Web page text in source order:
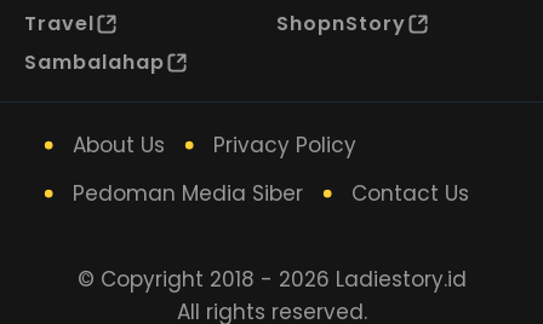
Travel
ShopnStory
Sambalahap
About Us
Privacy Policy
Pedoman Media Siber
Contact Us
© Copyright 2018 - 2026 Ladiestory.id
All rights reserved.